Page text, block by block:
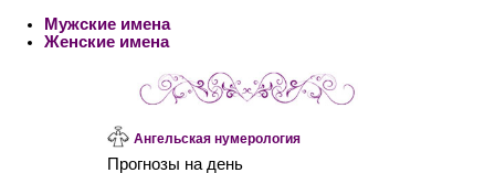
Мужские имена
Женские имена
Ангельская нумерология
Прогнозы на день